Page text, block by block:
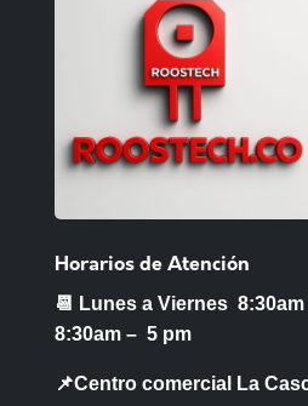
Horarios de Atención
📆 Lunes a Viernes
8:30am – 5 pm
📌Centro comercial La